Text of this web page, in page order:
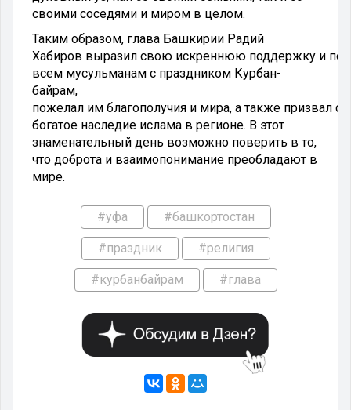
своими соседями и миром в целом.
Таким образом, глава Башкирии Радий
Хабиров выразил свою искреннюю поддержку и
всем мусульманам с праздником Курбан-
байрам,
пожелал им благополучия и мира, а также призвал
богатое наследие ислама в регионе. В этот
знаменательный день возможно поверить в то,
что доброта и взаимопонимание преобладают в
мире.
#уфа #башкортостан
#праздник #религия
#курбанбайрам #глава